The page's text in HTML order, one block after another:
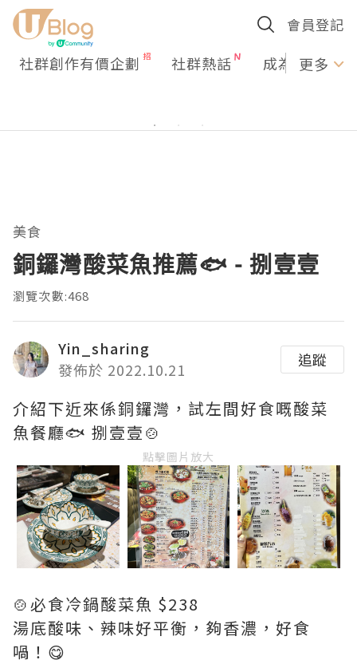
會員登記
社群創作有價企劃 社群熱話 成為U更多
美食
銅鑼灣酸菜魚推薦🐟 - 捌壹壹
瀏覽次數:468
Yin_sharing
發佈於 2022.10.21
追蹤
介紹下近來係銅鑼灣，試左間好食嘅酸菜
魚餐廳🐟 捌壹壹🍲
點擊圖片放大
🍲必食冷鍋酸菜魚 $238
湯底酸味、辣味好平衡，夠香濃，好食
喎！😋